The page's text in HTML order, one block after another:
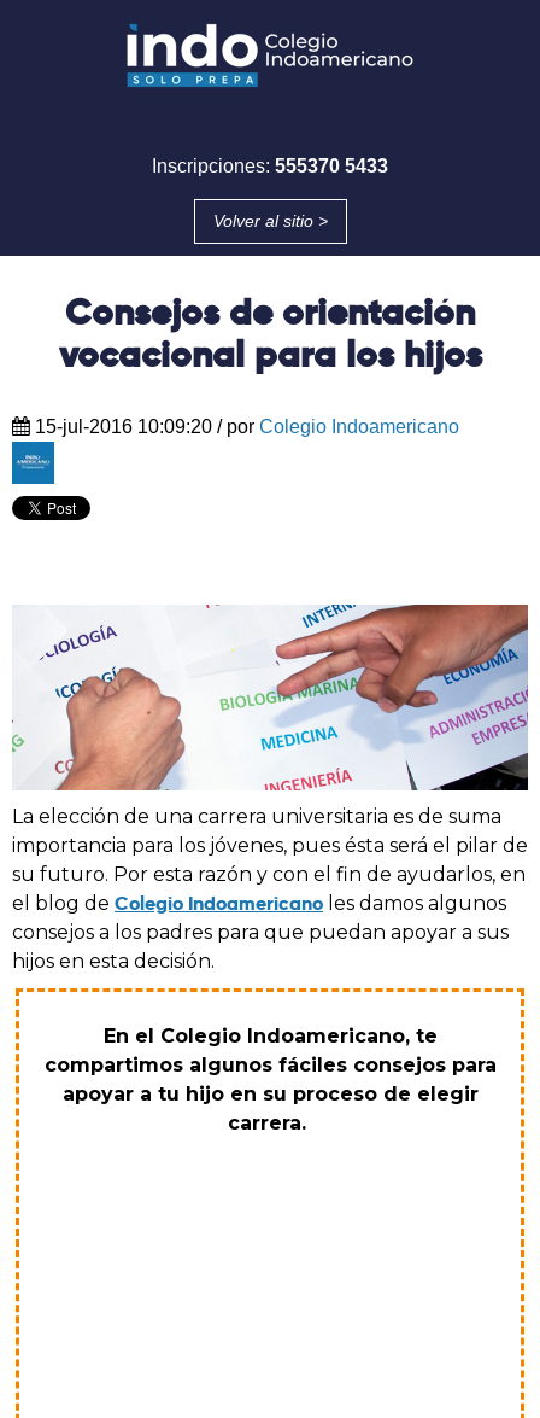
Inscripciones: 555370 5433
Volver al sitio >
Consejos de orientación
vocacional para los hijos
15-jul-2016 10:09:20 / por Colegio Indoamericano
La elección de una carrera universitaria es de suma
importancia para los jóvenes, pues ésta será el pilar de
su futuro. Por esta razón y con el fin de ayudarlos, en
el blog de Colegio Indoamericano les damos algunos
consejos a los padres para que puedan apoyar a sus
hijos en esta decisión.
En el Colegio Indoamericano, te
compartimos algunos fáciles consejos para
apoyar a tu hijo en su proceso de elegir
carrera.